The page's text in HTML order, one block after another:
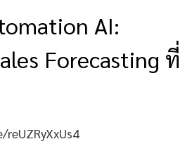
AI:
Forecasting ที่